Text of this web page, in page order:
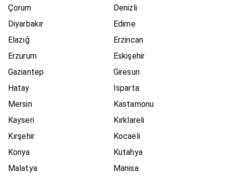
Çorum
Denizli
Diyarbakır
Edirne
Elazığ
Erzincan
Erzurum
Eskişehir
Gaziantep
Giresun
Hatay
Isparta
Mersin
Kastamonu
Kayseri
Kırklareli
Kırşehir
Kocaeli
Konya
Kütahya
Malatya
Manisa